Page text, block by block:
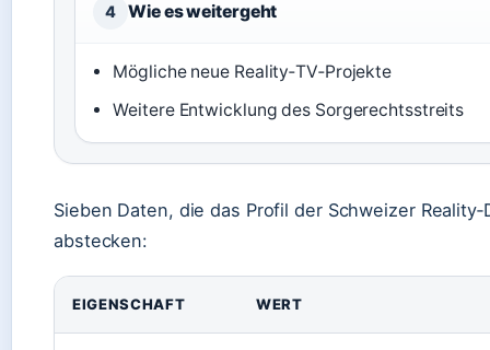
4 Wie es weitergeht
Mögliche neue Reality‑TV‑Projekte
Weitere Entwicklung des Sorgerechtsstreits
Sieben Daten, die das Profil der Schweizer
abstecken:
EIGENSCHAFT WERT